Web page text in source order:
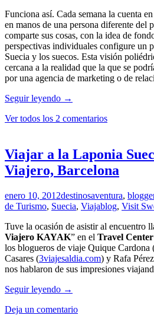
Funciona así. Cada semana la cuenta
en manos de una persona diferente del
comparte sus cosas, con la idea de
perspectivas individuales configure un
Suecia y los suecos. Esta visión
cercana a la realidad que la que se
por una agencia de marketing o de
Seguir leyendo Suecia
los
su
cuenta
oficial
Twitter
a
ciudadanos
→
Ver todos los 2 comentarios
Viajar a la Laponia
Viajero, Barcelona
enero 10, 2012destinosaventura,
de Turismo, Suecia, Viajablog, Visit
Tuve la ocasión de asistir al encuentro
Viajero KAYAK” en el Travel
los blogueros de viaje Quique Cardona
Casares (3viajesaldia.com) y Rafa
nos hablaron de sus impresiones
Seguir leyendo Viajar
la
→
Deja un comentario